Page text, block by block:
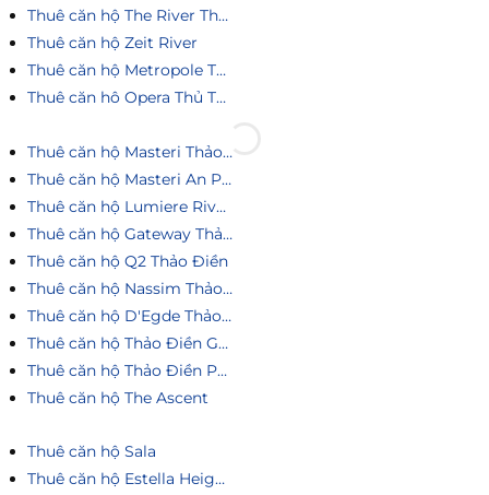
Thuê căn hộ The River Thủ Thiêm
Thuê căn hộ Zeit River
Thuê căn hộ Metropole Thủ Thiêm
Thuê căn hô Opera Thủ Thiêm
Thuê căn hộ Masteri Thảo Điền
Thuê căn hộ Masteri An Phú
Thuê căn hộ Lumiere Riverside
Thuê căn hộ Gateway Thảo Điền
Thuê căn hộ Q2 Thảo Điền
Thuê căn hộ Nassim Thảo Điền
Thuê căn hộ D'Egde Thảo Điền
Thuê căn hộ Thảo Điền Green
Thuê căn hộ Thảo Điền Pearl
Thuê căn hộ The Ascent
Thuê căn hộ Sala
Thuê căn hộ Estella Heights